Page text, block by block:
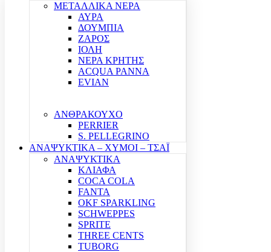
ΜΕΤΑΛΛΙΚΑ ΝΕΡΑ
ΑΥΡΑ
ΔΟΥΜΠΙΑ
ΖΑΡΟΣ
ΙΟΛΗ
ΝΕΡΑ ΚΡΗΤΗΣ
ACQUA PANNA
EVIAN
ΑΝΘΡΑΚΟΥΧΟ
PERRIER
S. PELLEGRINO
ΑΝΑΨΥΚΤΙΚΑ – ΧΥΜΟΙ – ΤΣΑΪ
ΑΝΑΨΥΚΤΙΚΑ
ΚΛΙΑΦΑ
COCA COLA
FANTA
OKF SPARKLING
SCHWEPPES
SPRITE
THREE CENTS
TUBORG